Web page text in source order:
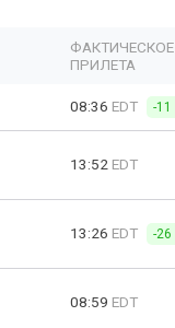
ПРИЛЕТА
08:36 EDT -
13:52 EDT
13:26 EDT -
08:59 EDT